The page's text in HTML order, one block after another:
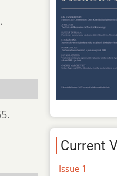
Current
Issue 1